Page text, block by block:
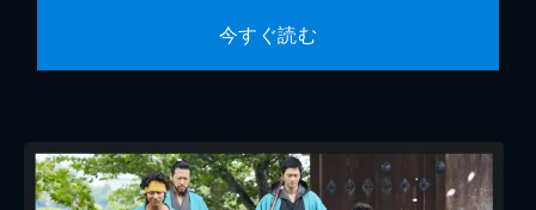
今すぐ読む